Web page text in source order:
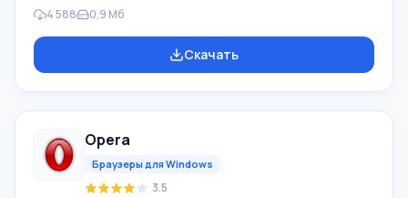
многочисленные дополнения, которые могут
существенно расширить его возможности в
зависимости от желания самого пользователя. Чтобы
Chrome». Текущая версия подойдет практически для
всех версий ОС: Win
4 588 0,9 Мб
Скачать
Opera
Браузеры для Windows
3.5